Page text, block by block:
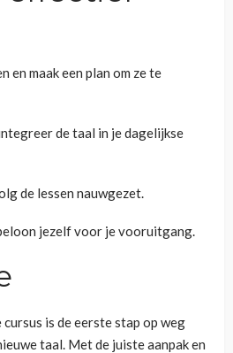
en maak een plan om ze te
de taal in je dagelijkse
de lessen nauwgezet.
jezelf voor je vooruitgang.
is de eerste stap op weg
taal. Met de juiste aanpak en